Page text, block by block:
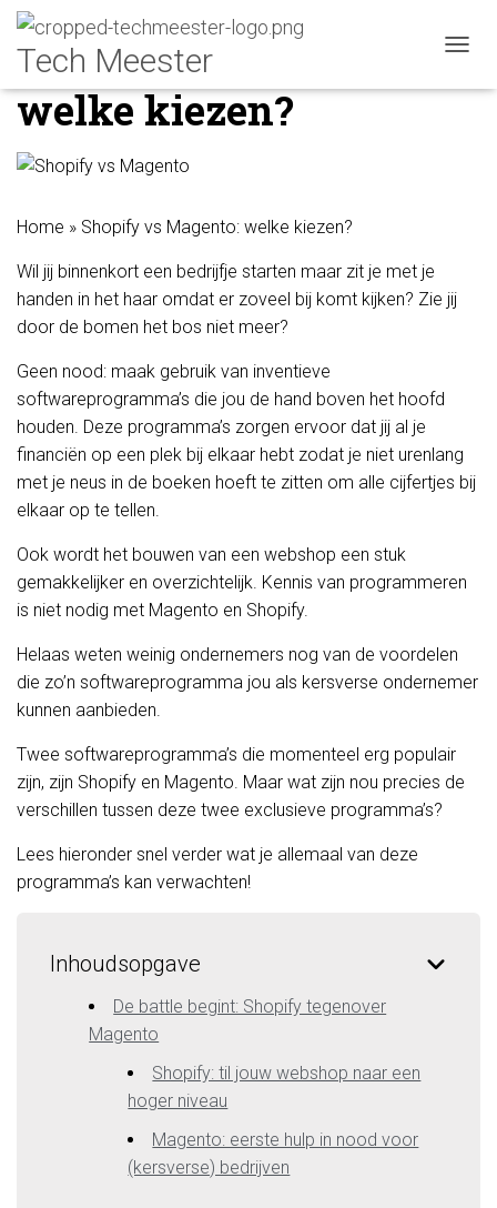
S
Shopify vs Magento:
welke kiezen?
Home » Shopify vs Magento: welke kiezen?
Wil jij binnenkort een bedrijfje starten maar zit je met je
handen in het haar omdat er zoveel bij komt kijken? Zie jij
door de bomen het bos niet meer?
Geen nood: maak gebruik van inventieve
softwareprogramma’s die jou de hand boven het hoofd
houden. Deze programma’s zorgen ervoor dat jij al je
financiën op een plek bij elkaar hebt zodat je niet urenlang
met je neus in de boeken hoeft te zitten om alle cijfertjes bij
elkaar op te tellen.
Ook wordt het bouwen van een webshop een stuk
gemakkelijker en overzichtelijk. Kennis van programmeren
is niet nodig met Magento en Shopify.
Helaas weten weinig ondernemers nog van de voordelen
die zo’n softwareprogramma jou als kersverse ondernemer
kunnen aanbieden.
Twee softwareprogramma’s die momenteel erg populair
zijn, zijn Shopify en Magento. Maar wat zijn nou precies de
verschillen tussen deze twee exclusieve programma’s?
Lees hieronder snel verder wat je allemaal van deze
programma’s kan verwachten!
Inhoudsopgave
De battle begint: Shopify tegenover
Magento
Shopify: til jouw webshop naar een
hoger niveau
Magento: eerste hulp in nood voor
(kersverse) bedrijven